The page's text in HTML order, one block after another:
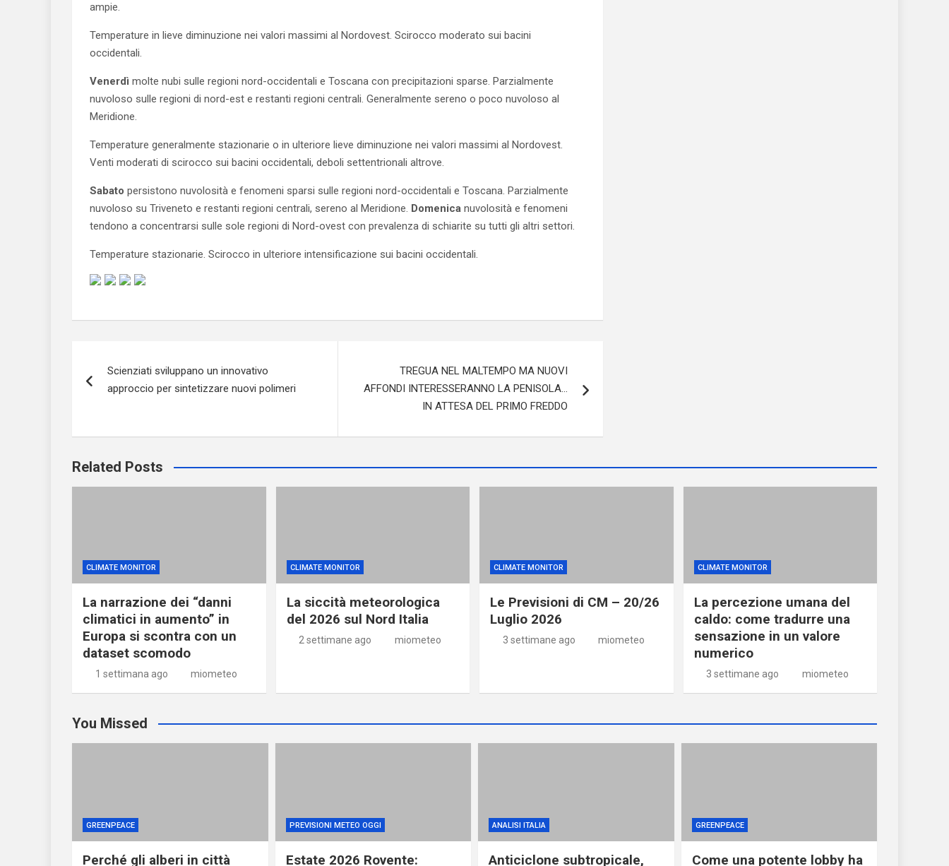
ampie.
Temperature in lieve diminuzione nei valori massimi al Nordovest. Scirocco moderato sui bacini
occidentali.
Venerdì molte nubi sulle regioni nord-occidentali e Toscana con precipitazioni sparse. Parzialmente
nuvoloso sulle regioni di nord-est e restanti regioni centrali. Generalmente sereno o poco nuvoloso al
Meridione.
Temperature generalmente stazionarie o in ulteriore lieve diminuzione nei valori massimi al Nordovest.
Venti moderati di scirocco sui bacini occidentali, deboli settentrionali altrove.
Sabato persistono nuvolosità e fenomeni sparsi sulle regioni nord-occidentali e Toscana. Parzialmente
nuvoloso su Triveneto e restanti regioni centrali, sereno al Meridione. Domenica nuvolosità e fenomeni
tendono a concentrarsi sulle sole regioni di Nord-ovest con prevalenza di schiarite su tutti gli altri settori.
Temperature stazionarie. Scirocco in ulteriore intensificazione sui bacini occidentali.
articoli
Scienziati sviluppano un innovativo
approccio per sintetizzare nuovi polimeri
TREGUA NEL MALTEMPO MA NUOVI
AFFONDI INTERESSERANNO LA PENISOLA…
IN ATTESA DEL PRIMO FREDDO
Related Posts
CLIMATE MONITOR
La narrazione dei “danni
climatici in aumento” in
Europa si scontra con un
dataset scomodo
1 settimana ago miometeo
CLIMATE MONITOR
La siccità meteorologica
del 2026 sul Nord Italia
2 settimane ago miometeo
CLIMATE MONITOR
Le Previsioni di CM – 20/26
Luglio 2026
3 settimane ago miometeo
CLIMATE MONITOR
La percezione umana del
caldo: come tradurre una
sensazione in un valore
numerico
3 settimane ago miometeo
You Missed
GREENPEACE
Perché gli alberi in città
PREVISIONI METEO OGGI
Estate 2026 Rovente:
ANALISI ITALIA
Anticiclone subtropicale,
GREENPEACE
Come una potente lobby ha